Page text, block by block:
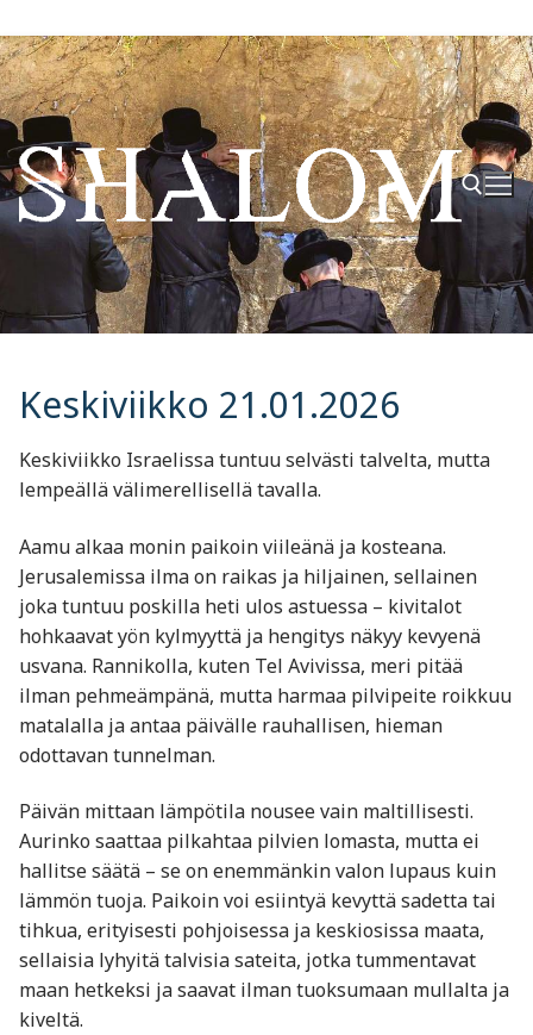
Hyppää
sisältöön
Hae:
Keskiviikko 21.01.2026
Keskiviikko Israelissa tuntuu selvästi talvelta, mutta
lempeällä välimerellisellä tavalla.
Aamu alkaa monin paikoin viileänä ja kosteana.
Jerusalemissa ilma on raikas ja hiljainen, sellainen
joka tuntuu poskilla heti ulos astuessa – kivitalot
hohkaavat yön kylmyyttä ja hengitys näkyy kevyenä
usvana. Rannikolla, kuten Tel Avivissa, meri pitää
ilman pehmeämpänä, mutta harmaa pilvipeite roikkuu
matalalla ja antaa päivälle rauhallisen, hieman
odottavan tunnelman.
Päivän mittaan lämpötila nousee vain maltillisesti.
Aurinko saattaa pilkahtaa pilvien lomasta, mutta ei
hallitse säätä – se on enemmänkin valon lupaus kuin
lämmön tuoja. Paikoin voi esiintyä kevyttä sadetta tai
tihkua, erityisesti pohjoisessa ja keskiosissa maata,
sellaisia lyhyitä talvisia sateita, jotka tummentavat
maan hetkeksi ja saavat ilman tuoksumaan mullalta ja
kiveltä.